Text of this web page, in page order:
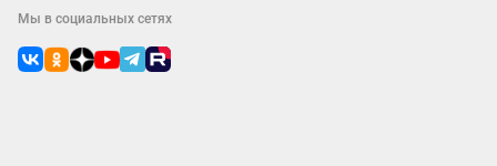
Мы в социальных сетях